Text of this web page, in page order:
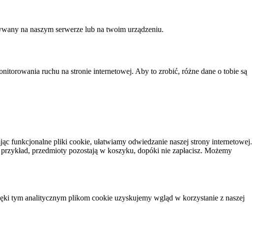
na naszym serwerze lub na twoim urządzeniu.
ruchu na stronie internetowej. Aby to zrobić, różne dane o tobie są
funkcjonalne pliki cookie, ułatwiamy odwiedzanie naszej strony internetowej.
przedmioty pozostają w koszyku, dopóki nie zapłacisz. Możemy
tym analitycznym plikom cookie uzyskujemy wgląd w korzystanie z naszej